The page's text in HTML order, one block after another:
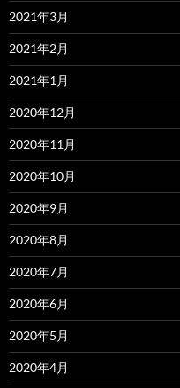
2021年3月
2021年2月
2021年1月
2020年12月
2020年11月
2020年10月
2020年9月
2020年8月
2020年7月
2020年6月
2020年5月
2020年4月